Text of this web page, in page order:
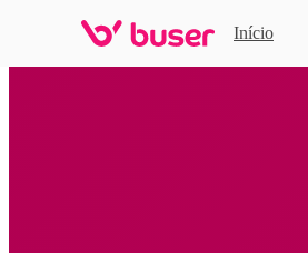
Início
Home